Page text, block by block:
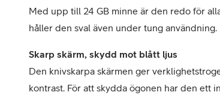
Med upp till 24 GB minne är den redo för
håller den sval även under tung användning.
Skarp skärm, skydd mot blått ljus
Den knivskarpa skärmen ger
kontrast. För att skydda ögonen har den ett